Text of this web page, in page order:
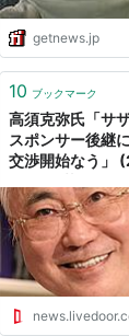
getnews.jp
10 ブックマーク
高須克弥氏「サ
スポンサー後継
交渉開始なう」
ース